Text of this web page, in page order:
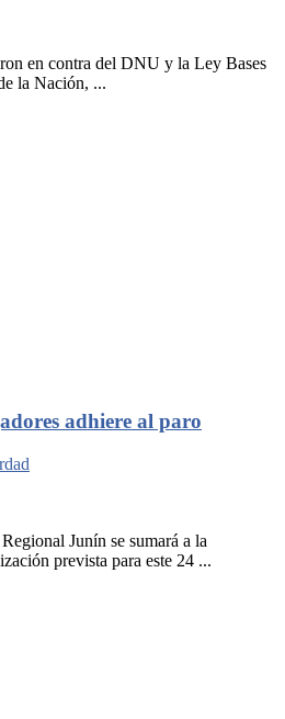
en contra del DNU y la Ley Bases
la Nación, ...
adhiere al paro
Junín se sumará a la
prevista para este 24 ...